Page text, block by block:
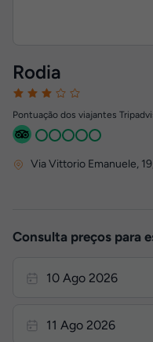
Rodia
Pontuação dos viajantes
Via Vittorio Emanuele, 19
Consulta preços para